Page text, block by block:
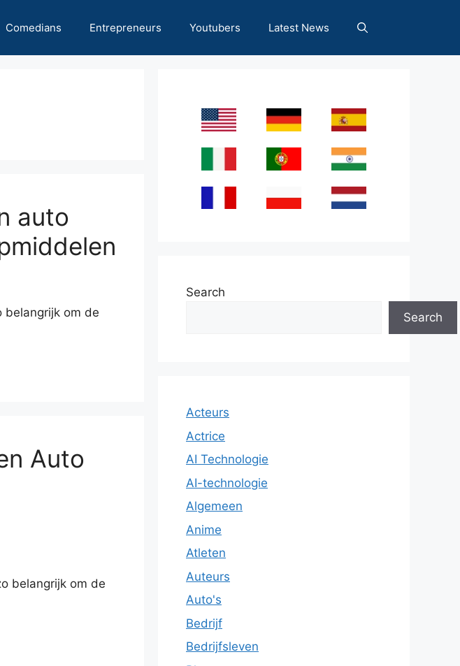
Comedians Entrepreneurs Youtubers Latest News
auto
belangrijk om de
Auto
belangrijk om de
Search
Search
Acteurs
Actrice
AI Technologie
AI-technologie
Algemeen
Anime
Atleten
Auteurs
Auto's
Bedrijf
Bedrijfsleven